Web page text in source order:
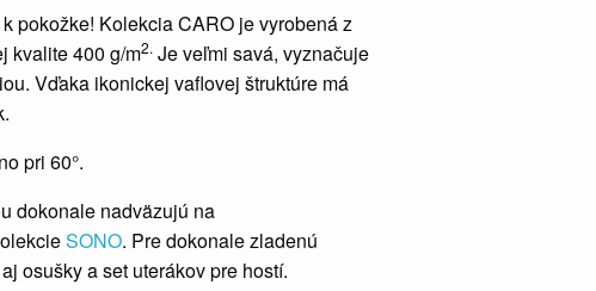
pokožke! Kolekcia CARO je vyrobená z
kvalite 400 g/m2. Je veľmi savá, vyznačuje
Vďaka ikonickej vaflovej štruktúre má
pri 60°.
dokonale nadväzujú na
SONO. Pre dokonale zladenú
osušky a set uterákov pre hostí.